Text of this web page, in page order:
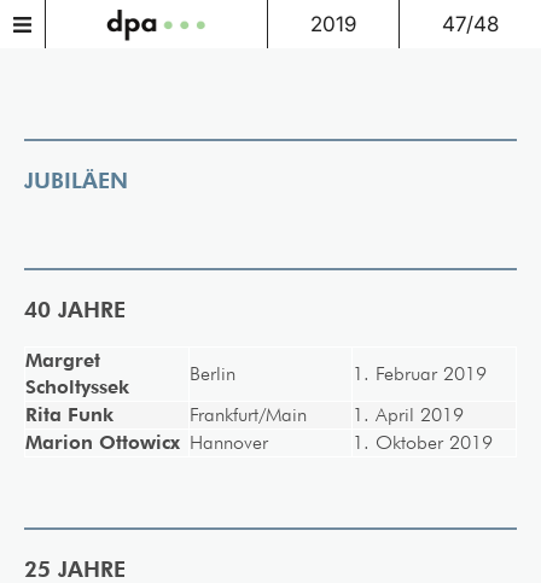
2019 47/48
JUBILÄEN
40 JAHRE
Margret
Scholtyssek
Berlin
1. Februar 2019
Rita Funk
Frankfurt/Main
1. April 2019
Marion Ottowicx Hannover 1. Oktober 2019
25 JAHRE